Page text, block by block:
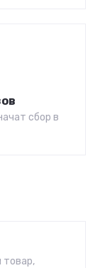
сбор в
товар,